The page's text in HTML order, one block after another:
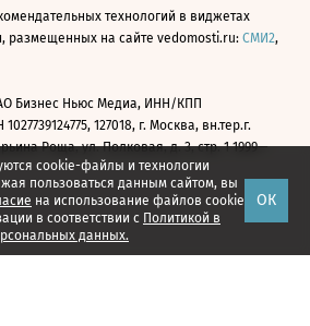
cookie-файлы и технологии
пользоваться данным сайтом, вы
на использование файлов cookie
в соответствии с Политикой в
данных.
ОК
технологий в виджетах
размещенных на сайте vedomosti.ru: СМИ2,
Бизнес Ньюс Медиа, ИНН/КПП
1027739124775, 127018, г. Москва, вн.тер.г.
Роща, ул. Полковая, д. 3, стр. 1 1999—